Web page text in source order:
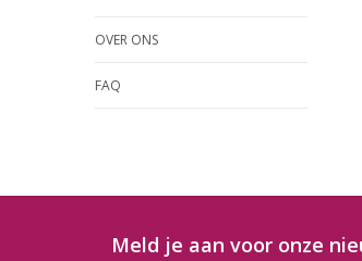
OVER ONS
FAQ
Meld je aan voor onze